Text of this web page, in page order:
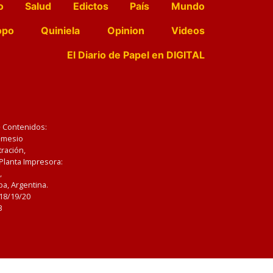
Salud Edictos País
Mundo
Quiniela Opinion
Videos
El Diario de Papel en DIGITAL
Impresora:
Argentina.
19/20